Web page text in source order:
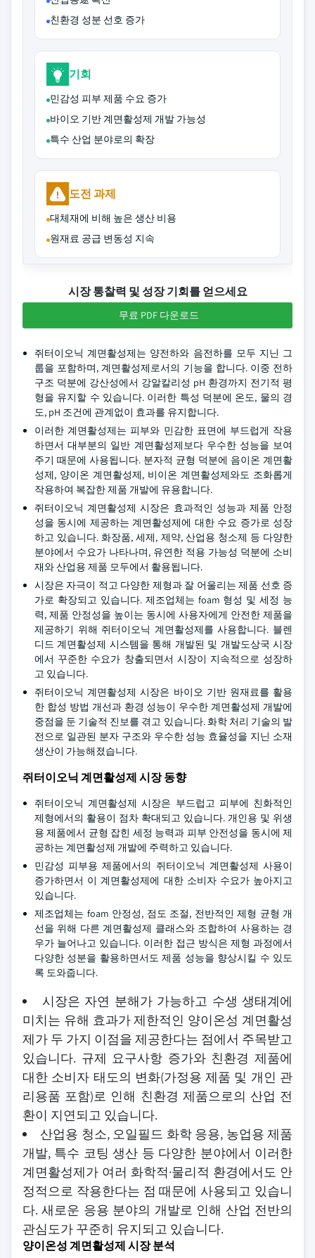
친환경 성분 선호 증가
기회
민감성 피부 제품 수요 증가
바이오 기반 계면활성제 개발 가능성
특수 산업 분야로의 확장
도전 과제
대체재에 비해 높은 생산 비용
원재료 공급 변동성 지속
시장 통찰력 및 성장 기회를 얻으세요
무료 PDF 다운로드
쥐터이오닉 계면활성제는 양전하와 음전하를 모두 지닌 그
룹을 포함하며, 계면활성제로서의 기능을 합니다. 이중 전하
구조 덕분에 강산성에서 강알칼리성 pH 환경까지 전기적 평
형을 유지할 수 있습니다. 이러한 특성 덕분에 온도, 물의 경
도, pH 조건에 관계없이 효과를 유지합니다.
이러한 계면활성제는 피부와 민감한 표면에 부드럽게 작용
하면서 대부분의 일반 계면활성제보다 우수한 성능을 보여
주기 때문에 사용됩니다. 분자적 균형 덕분에 음이온 계면활
성제, 양이온 계면활성제, 비이온 계면활성제와도 조화롭게
작용하여 복잡한 제품 개발에 유용합니다.
쥐터이오닉 계면활성제 시장은 효과적인 성능과 제품 안정
성을 동시에 제공하는 계면활성제에 대한 수요 증가로 성장
하고 있습니다. 화장품, 세제, 제약, 산업용 청소제 등 다양한
분야에서 수요가 나타나며, 유연한 적용 가능성 덕분에 소비
재와 산업용 제품 모두에서 활용됩니다.
시장은 자극이 적고 다양한 제형과 잘 어울리는 제품 선호 증
가로 확장되고 있습니다. 제조업체는 foam 형성 및 세정 능
력, 제품 안정성을 높이는 동시에 사용자에게 안전한 제품을
제공하기 위해 쥐터이오닉 계면활성제를 사용합니다. 블렌
디드 계면활성제 시스템을 통해 개발된 및 개발도상국 시장
에서 꾸준한 수요가 창출되면서 시장이 지속적으로 성장하
고 있습니다.
쥐터이오닉 계면활성제 시장은 바이오 기반 원재료를 활용
한 합성 방법 개선과 환경 성능이 우수한 계면활성제 개발에
중점을 둔 기술적 진보를 겪고 있습니다. 화학 처리 기술의 발
전으로 일관된 분자 구조와 우수한 성능 효율성을 지닌 소재
생산이 가능해졌습니다.
쥐터이오닉 계면활성제 시장 동향
쥐터이오닉 계면활성제 시장은 부드럽고 피부에 친화적인
제형에서의 활용이 점차 확대되고 있습니다. 개인용 및 위생
용 제품에서 균형 잡힌 세정 능력과 피부 안전성을 동시에 제
공하는 계면활성제 개발에 주력하고 있습니다.
민감성 피부용 제품에서의 쥐터이오닉 계면활성제 사용이
증가하면서 이 계면활성제에 대한 소비자 수요가 높아지고
있습니다.
제조업체는 foam 안정성, 점도 조절, 전반적인 제형 균형 개
선을 위해 다른 계면활성제 클래스와 조합하여 사용하는 경
우가 늘어나고 있습니다. 이러한 접근 방식은 제형 과정에서
다양한 성분을 활용하면서도 제품 성능을 향상시킬 수 있도
록 도와줍니다.
시장은 자연 분해가 가능하고 수생 생태계에
미치는 유해 효과가 제한적인 양이온성 계면활성
제가 두 가지 이점을 제공한다는 점에서 주목받고
있습니다. 규제 요구사항 증가와 친환경 제품에
대한 소비자 태도의 변화(가정용 제품 및 개인 관
리용품 포함)로 인해 친환경 제품으로의 산업 전
환이 지연되고 있습니다.
산업용 청소, 오일필드 화학 응용, 농업용 제품
개발, 특수 코팅 생산 등 다양한 분야에서 이러한
계면활성제가 여러 화학적·물리적 환경에서도 안
정적으로 작용한다는 점 때문에 사용되고 있습니
다. 새로운 응용 분야의 개발로 인해 산업 전반의
관심도가 꾸준히 유지되고 있습니다.
양이온성 계면활성제 시장 분석